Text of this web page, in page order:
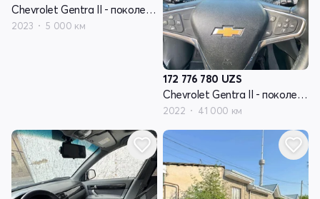
Chevrolet Gentra II - поколение
2023 5 000 км
172 776 780 UZS
Chevrolet Gentra II - поколение
2022 41 000 км